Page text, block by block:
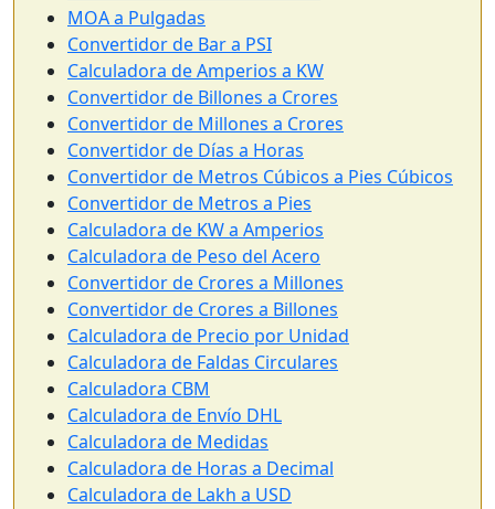
MOA a Pulgadas
Convertidor de Bar a PSI
Calculadora de Amperios a KW
Convertidor de Billones a Crores
Convertidor de Millones a Crores
Convertidor de Días a Horas
Convertidor de Metros Cúbicos a Pies Cúbicos
Convertidor de Metros a Pies
Calculadora de KW a Amperios
Calculadora de Peso del Acero
Convertidor de Crores a Millones
Convertidor de Crores a Billones
Calculadora de Precio por Unidad
Calculadora de Faldas Circulares
Calculadora CBM
Calculadora de Envío DHL
Calculadora de Medidas
Calculadora de Horas a Decimal
Calculadora de Lakh a USD